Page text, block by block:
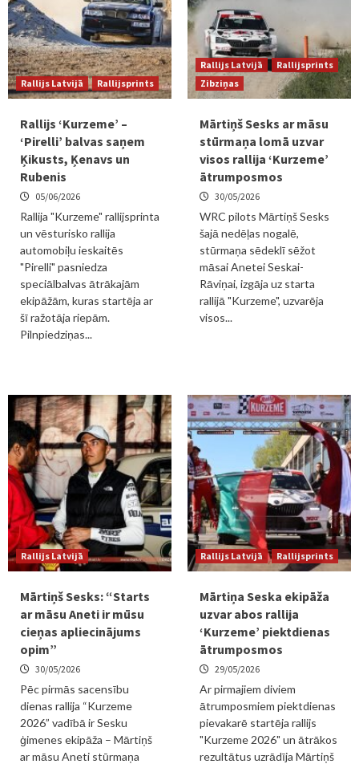
Rallijs Latvijā Rallijsprints
Rallijs ‘Kurzeme’ –
‘Pirelli’ balvas saņem
Ķikusts, Ķenavs un
Rubenis
05/06/2026
Rallija "Kurzeme" rallijsprinta
un vēsturisko rallija
automobiļu ieskaitēs
"Pirelli" pasniedza
speciālbalvas ātrākajām
ekipāžām, kuras startēja ar
šī ražotāja riepām.
Pilnpiedziņas...
Rallijs Latvijā
Rallijsprints
Zibziņas
Mārtiņš Sesks ar māsu
stūrmaņa lomā uzvar
visos rallija ‘Kurzeme’
ātrumposmos
30/05/2026
WRC pilots Mārtiņš Sesks
šajā nedēļas nogalē,
stūrmaņa sēdeklī sēžot
māsai Anetei Seskai-
Rāviņai, izgāja uz starta
rallijā "Kurzeme", uzvarēja
visos...
Rallijs Latvijā
Mārtiņš Sesks: “Starts
ar māsu Aneti ir mūsu
cieņas apliecinājums
opim”
30/05/2026
Pēc pirmās sacensību
dienas rallija “Kurzeme
2026” vadībā ir Sesku
ģimenes ekipāža – Mārtiņš
ar māsu Aneti stūrmaņa
Rallijs Latvijā Rallijsprints
Mārtiņa Seska ekipāža
uzvar abos rallija
‘Kurzeme’ piektdienas
ātrumposmos
29/05/2026
Ar pirmajiem diviem
ātrumposmiem piektdienas
pievakarē startēja rallijs
"Kurzeme 2026" un ātrākos
rezultātus uzrādīja Mārtiņš